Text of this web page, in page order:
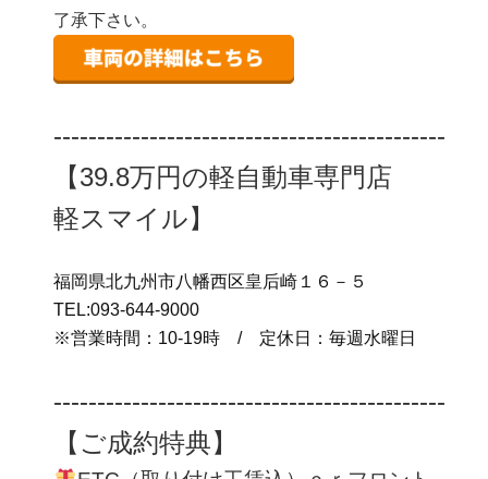
了承下さい。
‐‐‐‐‐‐‐‐‐‐‐‐‐‐‐‐‐‐‐‐‐‐‐‐‐‐‐‐‐‐‐‐‐‐‐‐‐‐‐‐‐‐‐‐‐
【39.8万円の軽自動車専門店
軽スマイル】
福岡県北九州市八幡西区皇后崎１６－５
TEL:093-644-9000
※営業時間：10‐19時 / 定休日：毎週水曜日
‐‐‐‐‐‐‐‐‐‐‐‐‐‐‐‐‐‐‐‐‐‐‐‐‐‐‐‐‐‐‐‐‐‐‐‐‐‐‐‐‐‐‐‐‐
【ご成約特典】